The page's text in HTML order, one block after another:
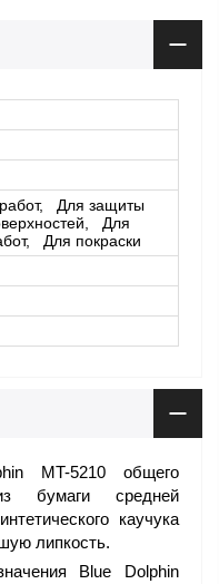
Для защиты
Для
Для покраски
MT-5210 общего
бумаги средней
каучука
липкость.
Blue Dolphin